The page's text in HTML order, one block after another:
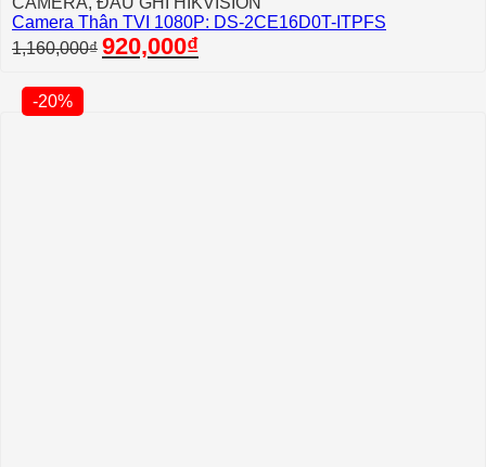
Camera Thân TVI 1080P: DS-2CE16D0T-ITPFS
1,160,000₫ Giá
gốc
920,000₫Giá
hiện
-20%